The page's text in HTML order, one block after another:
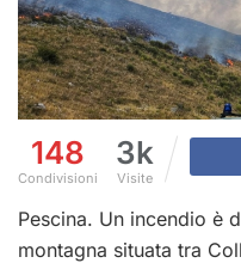
148
Condivisioni
3k
Visite
Pescina. Un incendio è
montagna situata tra